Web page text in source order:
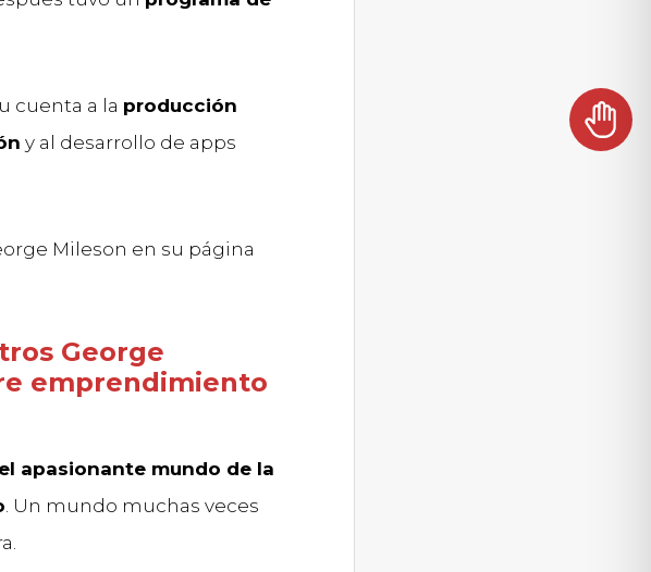
cuenta a la producción
y al desarrollo de apps
Mileson en su página
George
emprendimiento
el apasionante mundo de la
. Un mundo muchas veces